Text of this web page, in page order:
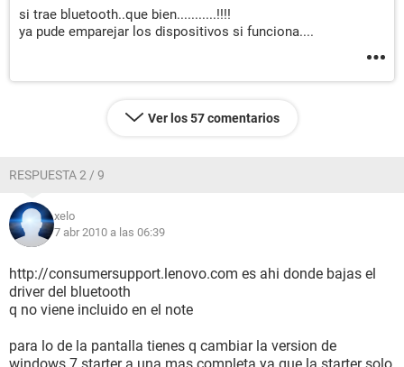
si trae bluetooth..que bien...........!!!!
ya pude emparejar los dispositivos si funciona....
Ver los 57 comentarios
RESPUESTA 2 / 9
xelo
7 abr 2010 a las 06:39
http://consumersupport.lenovo.com es ahi donde bajas el
driver del bluetooth
q no viene incluido en el note
para lo de la pantalla tienes q cambiar la version de